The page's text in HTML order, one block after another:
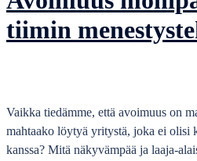
tiimin
Vaikka tiedämme, että avoimuus on
mahtaako löytyä yritystä, joka ei olisi
kanssa? Mitä näkyvämpää ja laaja-